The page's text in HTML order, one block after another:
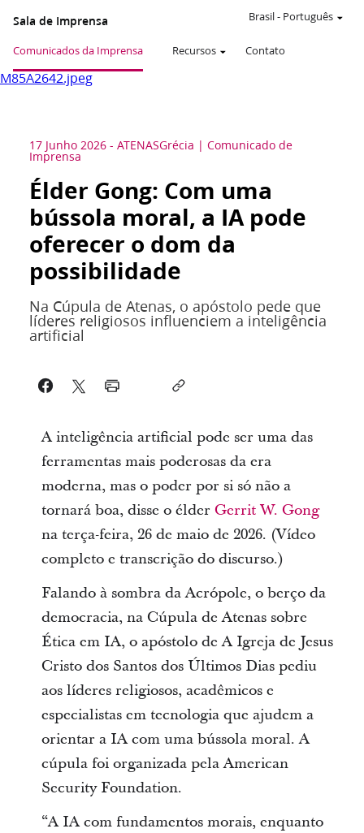
Sala de Imprensa
Comunicados da Imprensa Recursos Contato
Brasil- Português
M85A2642.jpeg
17 Junho 2026 - ATENASGrécia Comunicado de
Imprensa
Élder Gong: Com uma
bússola moral, a IA pode
oferecer o dom da
possibilidade
Na Cúpula de Atenas, o apóstolo pede que
líderes religiosos influenciem a inteligência
artificial
A inteligência artificial pode ser uma das
ferramentas mais poderosas da era
moderna, mas o poder por si só não a
tornará boa, disse o élder Gerrit W. Gong
na terça-feira, 26 de maio de 2026. (Vídeo
completo e transcrição do discurso.)
Falando à sombra da Acrópole, o berço da
democracia, na Cúpula de Atenas sobre
Ética em IA, o apóstolo de A Igreja de Jesus
Cristo dos Santos dos Últimos Dias pediu
aos líderes religiosos, acadêmicos e
especialistas em tecnologia que ajudem a
orientar a IA com uma bússola moral. A
cúpula foi organizada pela American
Security Foundation.
“A IA com fundamentos morais, enquanto